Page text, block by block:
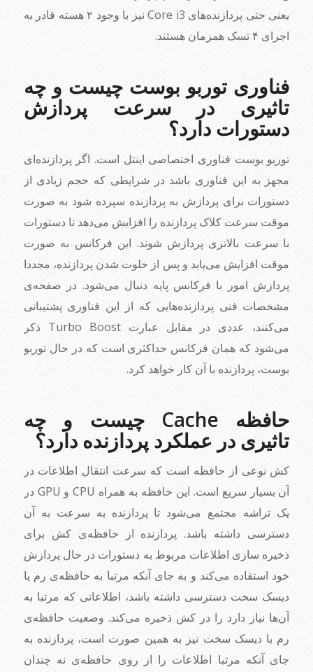
یعنی حتی پردازنده‌های Core i3 نیز با وجود ۲ هسته قادر به
اجرای ۴ تسک همزمان هستند.
فناوری توربو بوست چیست و چه
تاثیری در سرعت پردازش
دستورات دارد؟
توربو بوست فناوری اختصاصی اینتل است. اگر پردازنده‌ای
مجهز به این فناوری باشد در شرایطی که حجم زیادی از
دستورات برای پردازش به پردازنده سپرده شود به صورت
موقت سرعت کلاک پردازنده را افزایش می‌دهد تا دستورات
با سرعت بالاتری پردازش شوند. این فرکانس به صورت
موقت افزایش می‌یابد و پس از خلوت شدن پردازنده، مجددا
پردازش امور با فرکانس پایه دنبال می‌شود. در صفحه‌ی
مشخصات فنی پردازنده‌هایی که از این فناوری پشتیبانی
می‌کنند، عددی در مقابل عبارت Turbo Boost ذکر
می‌شود که همان فرکانس حداکثری است که در حال توربو
بوست، پردازنده با آن کار خواهد کرد.
حافظه‌ Cache چیست و چه
تاثیری در عملکرد پردازنده دارد؟
کش نوعی از حافظه‌ است که سرعت انتقال اطلاعات در
آن بسیار سریع است. این حافظه به همراه CPU و GPU در
یک تراشه مجتمع می‌شود تا پردازنده به سرعت به آن
دسترسی داشته باشد. پردازنده از حافظه‌ی کش برای
ذخیره سازی اطلاعات مربوط به دستورات در حال پردازش
خود استفاده می‌کند و به جای آنکه مرتبا به حافظه‌ی رم یا
دیسک سخت دسترسی داشته باشد، اطلاعاتی که مرتبا به
آن‌ها نیاز دارد را در کش ذخیره می‌کند. وضعیت حافظه‌ی
رم با دیسک سخت نیز به همین صورت است، پردازنده به
جای آنکه مرتبا اطلاعات را از روی حافظه‌ی نه چندان